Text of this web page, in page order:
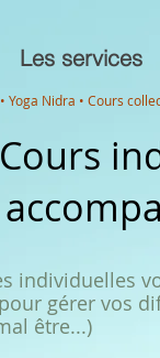
Les services
Yoga Nidra • Cours
Cours
individuelles
gérer vos
être...)